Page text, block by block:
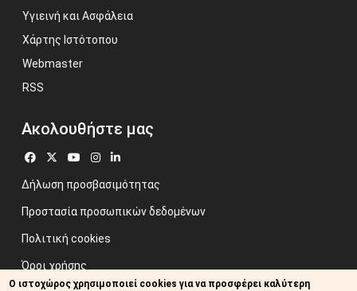
Υγιεινή και Ασφάλεια
Χάρτης Ιστότοπου
Webmaster
RSS
Ακολουθήστε μας
Δήλωση προσβασιμότητας
Προστασία προσωπικών δεδομένων
Πολιτική cookies
Όροι χρήσης
Ο ιστοχώρος χρησιμοποιεί cookies για να προσφέρει καλύτερη